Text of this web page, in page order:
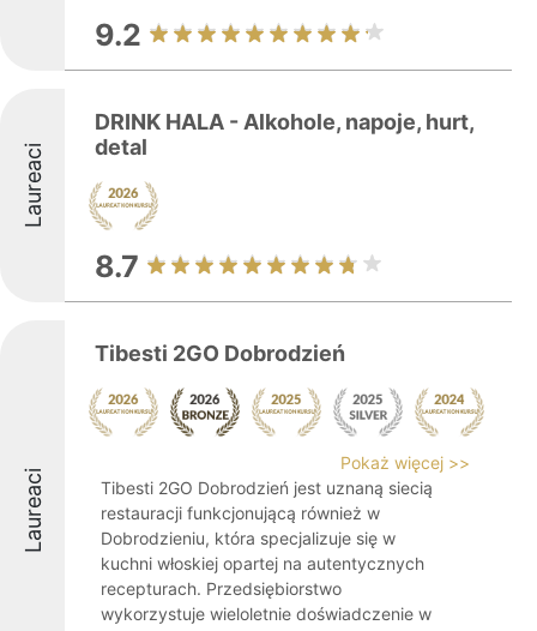
9.2
Laureaci
DRINK HALA - Alkohole, napoje, hurt,
detal
8.7
Laureaci
Tibesti 2GO Dobrodzień
Pokaż więcej >>
Tibesti 2GO Dobrodzień jest uznaną siecią
restauracji funkcjonującą również w
Dobrodzieniu, która specjalizuje się w
kuchni włoskiej opartej na autentycznych
recepturach. Przedsiębiorstwo
wykorzystuje wieloletnie doświadczenie w